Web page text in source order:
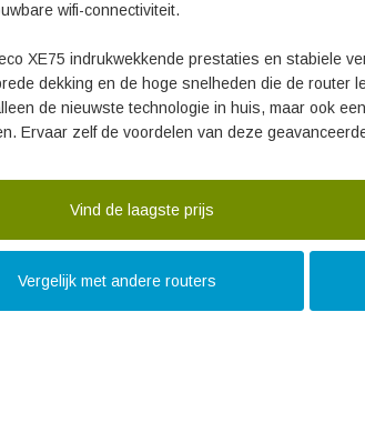
wifi-connectiviteit.
XE75 indrukwekkende prestaties en stabiele
dekking en de hoge snelheden die de router
de nieuwste technologie in huis, maar ook
Ervaar zelf de voordelen van deze
Vind de laagste prijs
Vergelijk met andere routers